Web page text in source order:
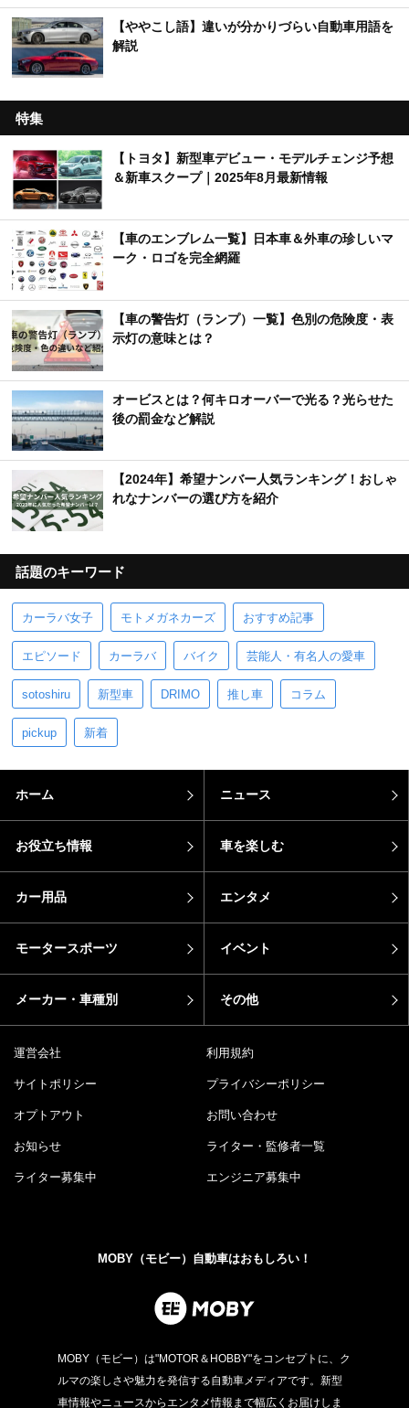
【ややこし語】違いが分かりづらい自動車用語を
解説
特集
【トヨタ】新型車デビュー・モデルチェンジ予想
＆新車スクープ｜2025年8月最新情報
【車のエンブレム一覧】日本車＆外車の珍しいマ
ーク・ロゴを完全網羅
【車の警告灯（ランプ）一覧】色別の危険度・表
示灯の意味とは？
オービスとは？何キロオーバーで光る？光らせた
後の罰金など解説
【2024年】希望ナンバー人気ランキング！おしゃ
れなナンバーの選び方を紹介
話題のキーワード
カーラバ女子 モトメガネカーズ おすすめ記事
エピソード カーラバ バイク 芸能人・有名人の愛車
sotoshiru 新型車 DRIMO 推し車 コラム
pickup 新着
ホーム ニュース
お役立ち情報 車を楽しむ
カー用品 エンタメ
モータースポーツ イベント
メーカー・車種別 その他
運営会社 利用規約
サイトポリシー プライバシーポリシー
オプトアウト お問い合わせ
お知らせ ライター・監修者一覧
ライター募集中 エンジニア募集中
MOBY（モビー）自動車はおもしろい！
MOBY（モビー）は"MOTOR＆HOBBY"をコンセプトに、ク
ルマの楽しさや魅力を発信する自動車メディアです。新型
車情報やニュースからエンタメ情報まで幅広くお届けしま